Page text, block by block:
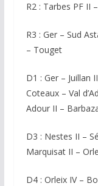
R2 : Tarbes PF II
R3 : Ger – Sud
– Touget
D1 : Ger – Juillan
Coteaux – Val
Adour II –
D3 : Nestes II –
Marquisat II –
D4 : Orleix IV –